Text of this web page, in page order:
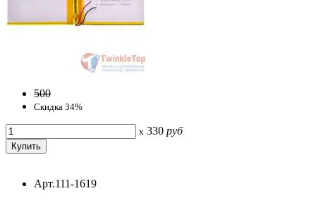
500
Скидка 34%
x 330 руб
Арт.111-1619